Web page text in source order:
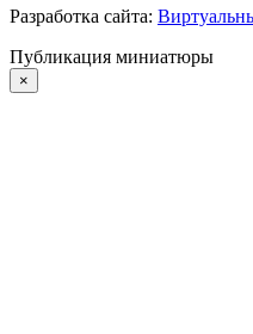
Разработка сайта:
Публикация миниатюры
×